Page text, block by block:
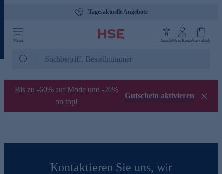
Tagesaktuelle Angebote
Menü AnsichtMein KontoWarenkorb
Bis zu -60% auf Mode und -20%
on top!
Gutschein aktivieren
Kontaktieren Sie uns, wir